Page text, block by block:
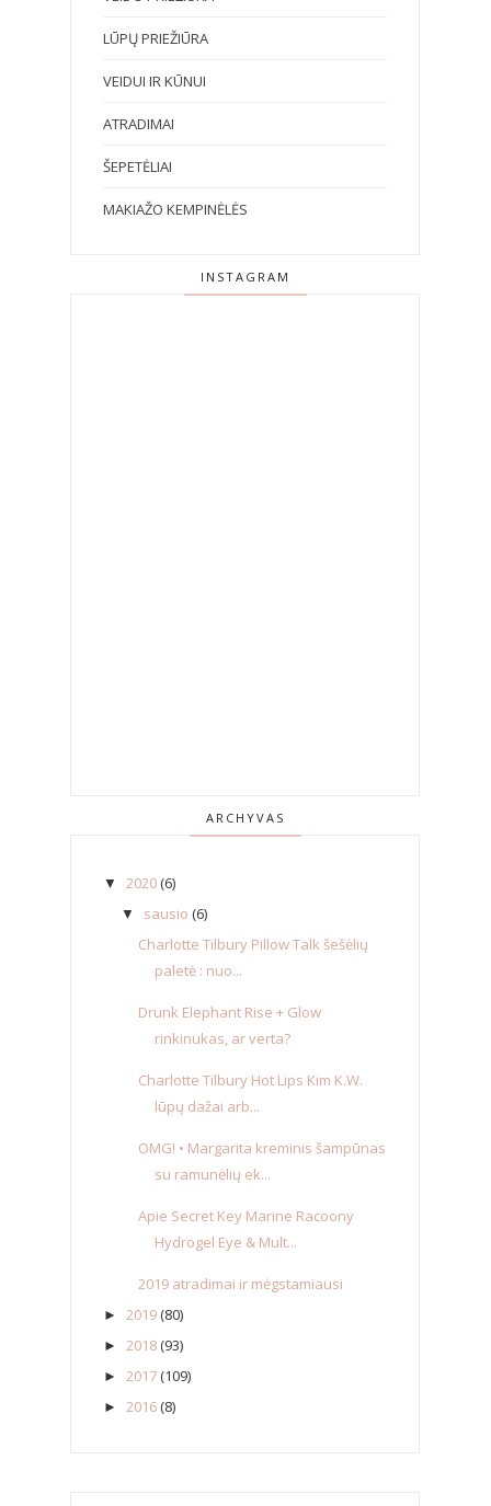
LŪPŲ PRIEŽIŪRA
VEIDUI IR KŪNUI
ATRADIMAI
ŠEPETĖLIAI
MAKIAŽO KEMPINĖLĖS
INSTAGRAM
ARCHYVAS
▼ 2020 (6)
▼ sausio (6)
Charlotte Tilbury Pillow Talk šešėlių
paletė : nuo...
Drunk Elephant Rise + Glow
rinkinukas, ar verta?
Charlotte Tilbury Hot Lips Kim K.W.
lūpų dažai arb...
OMG! • Margarita kreminis šampūnas
su ramunėlių ek...
Apie Secret Key Marine Racoony
Hydrogel Eye & Mult...
2019 atradimai ir mėgstamiausi
► 2019 (80)
► 2018 (93)
► 2017 (109)
► 2016 (8)